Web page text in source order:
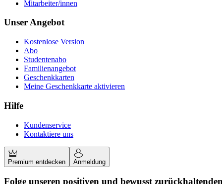
Mitarbeiter/innen
Unser Angebot
Kostenlose Version
Abo
Studentenabo
Familienangebot
Geschenkkarten
Meine Geschenkkarte aktivieren
Hilfe
Kundenservice
Kontaktiere uns
Premium entdecken Anmeldung
Folge unseren positiven und bewusst